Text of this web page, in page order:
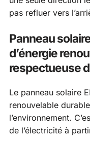
pas refluer vers
Panneau
d’énergie
respectueuse
Le panneau solaire
renouvelable
l’environnement.
de l’électricité à